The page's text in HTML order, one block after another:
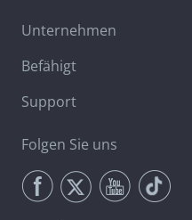
Unternehmen
Befähigt
Support
Folgen Sie uns